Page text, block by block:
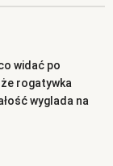
widać po
rogatywka
wyglada na